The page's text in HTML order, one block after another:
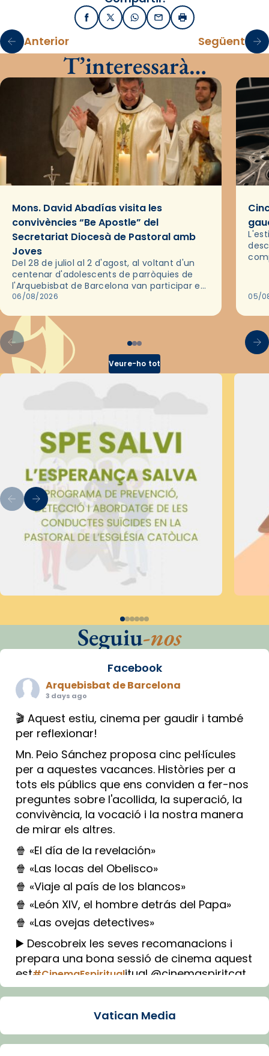
FacebookX / TwitterWhatsApp
EmailImprimir
Anterior Següent
T’interessarà…
Mons. David Abadías visita les
convivències “Be Apostle” del
Secretariat Diocesà de Pastoral amb
Joves
Del 28 de juliol al 2 d'agost, al voltant d'un
centenar d'adolescents de parròquies de
l'Arquebisbat de Barcelona van participar en
les convivències Be Apostle, organitzades
06/08/2026 05/
Veure-ho tot
Seguiu-nos
Facebook
Arquebisbat de Barcelona
3 days ago
🎬 Aquest estiu, cinema per gaudir i també
per reflexionar!
Mn. Peio Sánchez proposa cinc pel·lícules
per a aquestes vacances. Històries per a
tots els públics que ens conviden a fer-nos
preguntes sobre l'acollida, la superació, la
convivència, la vocació i la nostra manera
de mirar els altres.
🍿 «El día de la revelación»
🍿 «Las locas del Obelisco»
🍿 «Viaje al país de los blancos»
🍿 «León XIV, el hombre detrás del Papa»
🍿 «Las ovejas detectives»
▶️ Descobreix les seves recomanacions i
prepara una bona sessió de cinema aquest
est#CinemaEspiritualitual @cinemaspiritcat
Imatge: Generada amb IA (OpenAI)
Vatican Media